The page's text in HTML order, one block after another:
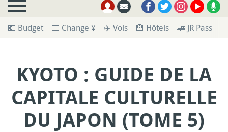
💶 Budget 💴 Change ¥ ✈️ Vols 🏨 Hôtels 🚄 JR Pass
KYOTO : GUIDE DE LA
CAPITALE CULTURELLE
DU JAPON (TOME 5)